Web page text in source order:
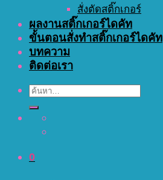
สั่งตัดสติ๊กเกอร์
ผลงานสติ๊กเกอร์ไดคัท
ขั้นตอนสั่งทำสติ๊กเกอร์ไดคัท
บทความ
ติดต่อเรา
ค้นหา:
0